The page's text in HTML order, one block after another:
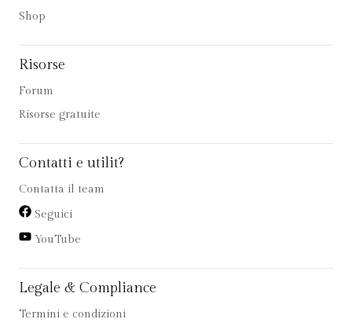
Shop
Risorse
Forum
Risorse gratuite
Contatti e utilit?
Contatta il team
Seguici
YouTube
Legale & Compliance
Termini e condizioni